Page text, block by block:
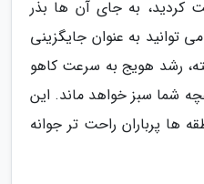
کردید، به جای آن ها بذر
توانید به عنوان جایگزینی
رشد هویج به سرعت کاهو
شما سبز خواهد ماند. این
ها پرباران راحت تر جوانه